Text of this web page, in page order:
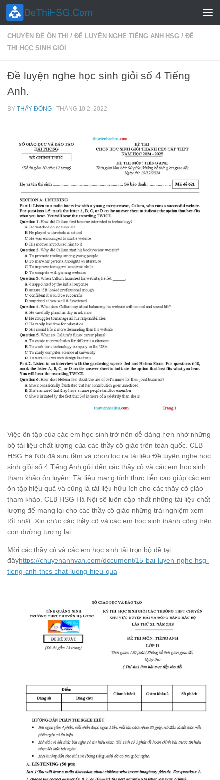
Skip to content
CHUYÊN ĐỀ ÔN THI / ĐỀ LUYỆN NGHE TIẾNG ANH HSG / ĐỀ
THI HỌC SINH GIỎI
Đề luyện nghe học sinh giỏi số 4 Tiếng
Anh.
BY THẦY ĐÔNG · THÁNG 10 2, 2022
Việc ôn tập của các em học sinh trở nên dễ dàng hơn nhờ những
bộ tài liệu chất lượng của các thầy cô giáo trên toàn quốc. CLB
HSG Hà Nội đã sưu tầm và chọn lọc ra tài liệu Đề luyện nghe học
sinh giỏi số 4 Tiếng Anh gửi đến các thầy cô và các em học sinh
tham khảo ôn luyện. Tài liệu mang tính thực tiễn cao giúp các em
ôn tập hiệu quả và cũng là tài liệu hữu ích cho các thầy cô giáo
tham khảo. CLB HSG Hà Nội sẽ luôn cập nhất những tài liệu chất
lượng để mang lại cho các thầy cô giáo những trải nghiệm xem
tốt nhất. Xin chúc các thầy cô và các em học sinh thành công trên
con đường tương lai.
Mời các thầy cô và các em học sinh tải trọn bộ đề tại
đâyhttps://chuyenanhvan.com/document/15-bai-luyen-nghe-hsg-
tieng-anh-thcs-chat-luong-hieu-qua